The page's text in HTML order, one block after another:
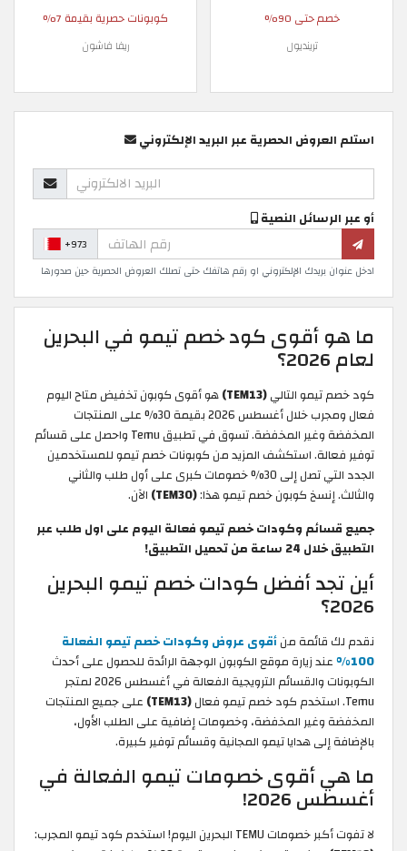
خصم حتى 90%
ترينديول
كوبونات حصرية بقيمة 7%
ريفا فاشون
استلم العروض الحصرية عبر البريد الإلكتروني
أو عبر الرسائل النصية
+973
ادخل عنوان بريدك الإلكتروني او رقم هاتفك حتى تصلك العروض الحصرية حين صدورها
ما هو أقوى كود خصم تيمو في البحرين
لعام 2026؟
كود خصم تيمو التالي(TEM13)
هو أقوى كوبون تخفيض متاح اليوم
فعال ومجرب خلال أغسطس 2026 بقيمة 30% على المنتجات
المخفضة وغير المخفضة. تسوق في تطبيق Temu واحصل على قسائم
توفير فعالة. استكشف المزيد من كوبونات خصم تيمو للمستخدمين
الجدد التي تصل إلى 30% خصومات كبرى على أول طلب والثاني
والثالث. إنسخ كوبون خصم تيمو هذا:(TEM30)
الآن.
جميع قسائم وكودات خصم تيمو فعالة اليوم على اول طلب عبر
التطبيق خلال 24 ساعة من تحميل التطبيق!
أين تجد أفضل كودات خصم تيمو البحرين
2026؟
نقدم لك قائمة منأقوى عروض وكودات خصم تيمو الفعالة
100%
عند زيارة موقع الكوبون الوجهة الرائدة للحصول على أحدث
الكوبونات والقسائم الترويجية الفعالة في أغسطس 2026 لمتجر
Temu. استخدم كود خصم تيمو فعال
(TEM13)
على جميع المنتجات
المخفضة وغير المخفضة، وخصومات إضافية على الطلب الأول،
بالإضافة إلى هدايا تيمو المجانية وقسائم توفير كبيرة.
ما هي أقوى خصومات تيمو الفعالة في
أغسطس 2026!
لا تفوت أكبر خصومات TEMU البحرين اليوم! استخدم كود تيمو المجرب: